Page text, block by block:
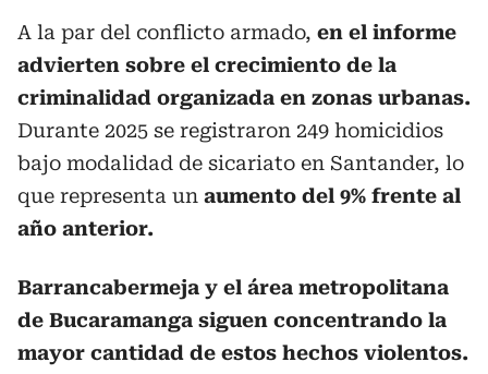
A la par del conflicto armado, en el informe
advierten sobre el crecimiento de la
criminalidad organizada en zonas urbanas.
Durante 2025 se registraron 249 homicidios
bajo modalidad de sicariato en Santander, lo
que representa un aumento del 9% frente al
año anterior.
Barrancabermeja y el área metropolitana
de Bucaramanga siguen concentrando la
mayor cantidad de estos hechos violentos.